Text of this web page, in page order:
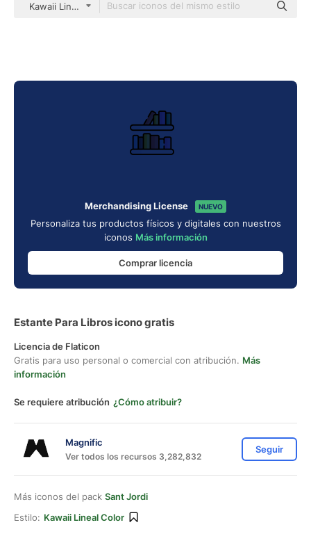
Kawaii Lineal color
Merchandising License NUEVO
Personaliza tus productos físicos y digitales con nuestros
iconos Más información
Comprar licencia
Estante Para Libros icono gratis
Licencia de Flaticon
Gratis para uso personal o comercial con atribución. Más
información
Se requiere atribución ¿Cómo atribuir?
Magnific
Ver todos los recursos 3,282,832
Seguir
Más iconos del pack Sant Jordi
Estilo: Kawaii Lineal Color